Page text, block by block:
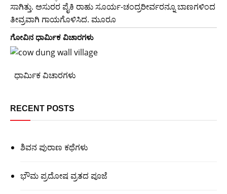
ಸಾಗಿತ್ತು. ಅಸುರರ ಪೈಕಿ ರಾಹು ಸೂರ್ಯ-ಚಂದ್ರರೀರ್ವರನ್ನೂ ಬಾಣಗಳಿಂದ
ತೀವ್ರವಾಗಿ ಗಾಯಗೊಳಿಸಿದ. ಮೂರೂ
ಗೋವಿನ ಧಾರ್ಮಿಕ ವಿಚಾರಗಳು
‌ ‌ ‌ಧಾರ್ಮಿಕ ವಿಚಾರಗಳು
RECENT POSTS
ಶಿವನ ಪುರಾಣ ಕಥೆಗಳು
ಭೌಮ ಪ್ರದೋಷ ವ್ರತದ ಪೂಜೆ